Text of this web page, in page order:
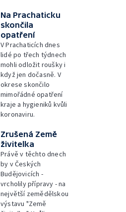
Na Prachaticku
skončila
opatření
V Prachaticích dnes
lidé po třech týdnech
mohli odložit roušky i
když jen dočasně. V
okrese skončilo
mimořádné opatření
kraje a hygieniků kvůli
koronaviru.
Zrušená Země
živitelka
Právě v těchto dnech
by v Českých
Budějovicích -
vrcholily přípravy - na
největší zemědělskou
výstavu "Země